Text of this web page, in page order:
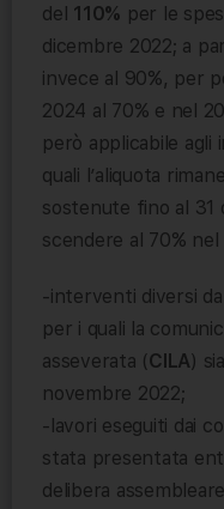
del 110% per le
dicembre 2022; a
invece al 90%, per
2024 al 70% e nel
però applicabile
quali l’aliquota
sostenute fino al 31
scendere al 70%
-interventi diversi
per i quali la
asseverata (CILA)
novembre 2022;
-lavori eseguiti dai
stata presentata
delibera